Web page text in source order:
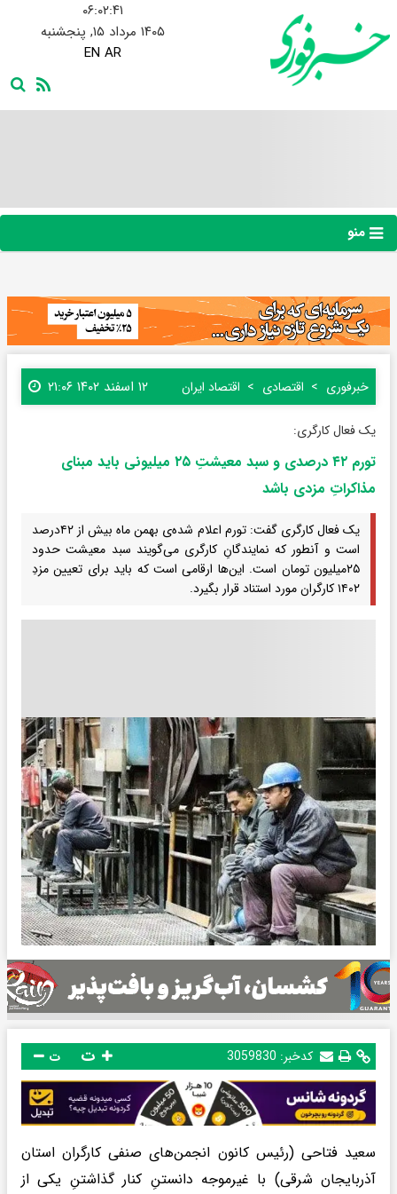
۰۶:۰۲:۴۲
۱۴۰۵ مرداد ۱۵, پنجشنبه
EN AR
منو
خبرفوری اقتصادی اقتصاد ایران ۱۲ اسفند ۱۴۰۲ ۲۱:۰۶
یک فعال کارگری:
تورم ۴۲ درصدی و سبد معیشتِ ۲۵ میلیونی باید مبنای
مذاکراتِ مزدی باشد
یک فعال کارگری گفت: تورم اعلام شده‌ی بهمن ماه بیش از ۴۲درصد
است و آنطور که نمایندگانِ کارگری می‌گویند سبد معیشت حدود
۲۵میلیون تومان است. این‌ها ارقامی است که باید برای تعیین مزدِ
۱۴۰۲ کارگران مورد استناد قرار بگیرد.
کدخبر: 3059830 ت
سعید فتاحی (رئیس کانون انجمن‌های صنفی کارگران استان
آذربایجان شرقی) با غیرموجه دانستنِ کنار گذاشتنِ یکی از